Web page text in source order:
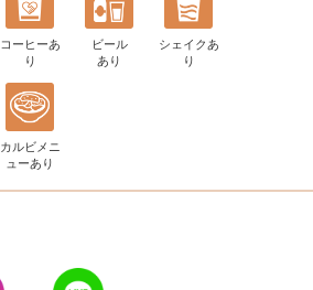
コーヒーあ
り
ビール
あり
シェイク あ
り
カルビメニ
ューあり